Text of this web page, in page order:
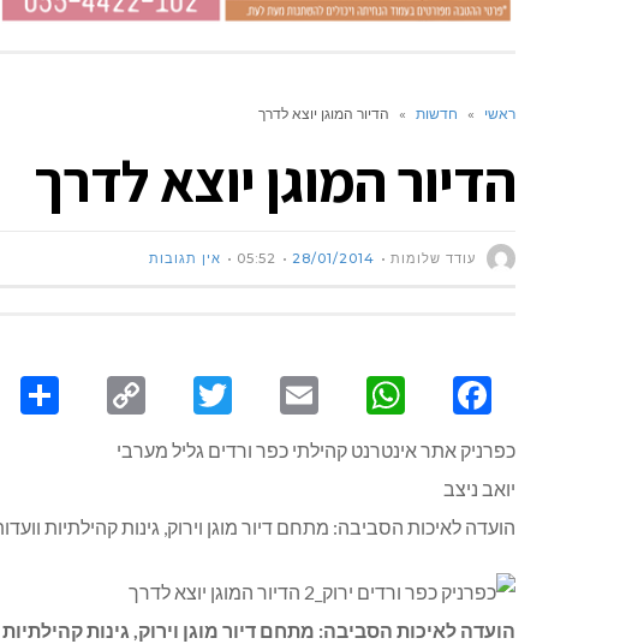
ראשי » חדשות » הדיור המוגן יוצא לדרך
הדיור המוגן יוצא לדרך
עודד שלומות 28/01/2014
05:52 אין תגובות
Facebook
WhatsApp
Email
Twitter
Copy
כפרניק אתר אינטרנט קהילתי כפר ורדים גליל מערבי
יואב ניצב
הועדה לאיכות הסביבה: מתחם דיור מוגן וירוק, גינות קהילתיות
הועדה לאיכות הסביבה: מתחם דיור מוגן וירוק, גינות